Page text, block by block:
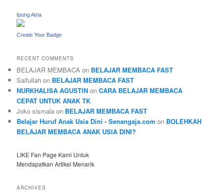
Ipung Atria
Create Your Badge
RECENT COMMENTS
BELAJAR MEMBACA on BELAJAR MEMBACA FAST
Saifullah on BELAJAR MEMBACA FAST
NURKHALISA AGUSTIN onCARA BELAJAR MEMBACA
CEPAT UNTUK ANAK TK
Joko sismala on BELAJAR MEMBACA FAST
Belajar Huruf Anak Usia Dini - Senangaja.com on BOLEHKAH
BELAJAR MEMBACA ANAK USIA DINI?
LIKE Fan Page Kami Untuk
Mendapatkan Artikel Menarik
ARCHIVES